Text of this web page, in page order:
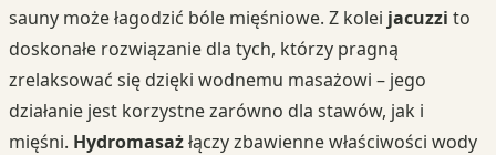
sauny może łagodzić bóle mięśniowe. Z kolei jacuzzi to
doskonałe rozwiązanie dla tych, którzy pragną
zrelaksować się dzięki wodnemu masażowi – jego
działanie jest korzystne zarówno dla stawów, jak i
mięśni. Hydromasażłączy zbawienne właściwości wody